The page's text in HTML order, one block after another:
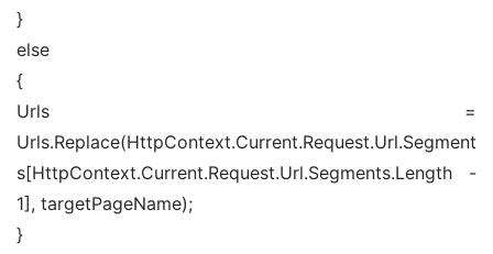
}
else
{
Urls =
Urls.Replace(HttpContext.Current.Request.Url.Segment
s[HttpContext.Current.Request.Url.Segments.Length -
1], targetPageName);
}